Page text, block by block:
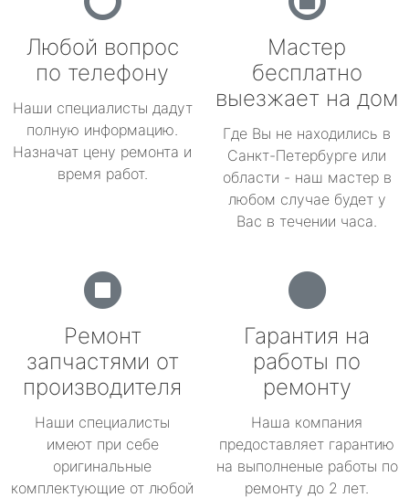
Любой вопрос
по телефону
Наши специалисты дадут
полную информацию.
Назначат цену ремонта и
время работ.
Мастер
бесплатно
выезжает на дом
Где Вы не находились в
Санкт-Петербурге или
области - наш мастер в
любом случае будет у
Вас в течении часа.
Ремонт
запчастями от
производителя
Наши специалисты
имеют при себе
оригинальные
комплектующие от любой
Гарантия на
работы по
ремонту
Наша компания
предоставляет гарантию
на выполненые работы по
ремонту до 2 лет.